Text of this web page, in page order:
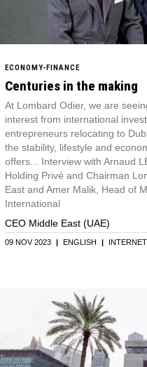
ECONOMY-FINANCE
Centuries in the making
At Lombard Odier, we are
interest from international
entrepreneurs relocating to
the stability, lifestyle and
offers... Interview with Arnaud
Holding Privé and Chairman
East and Amer Malik, Head of
International
CEO Middle East (UAE)
09 NOV 2023 | ENGLISH | INTERNET